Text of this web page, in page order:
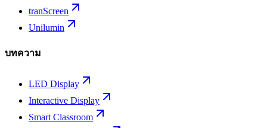
tranScreen
Unilumin
บทความ
LED Display
Interactive Display
Smart Classroom